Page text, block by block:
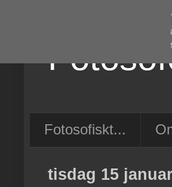
Fotosofiskt...
tisdag 15